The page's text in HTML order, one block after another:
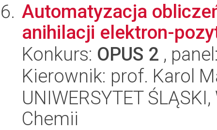
Automatyzacja
anihilacji elektron-
Konkurs: OPUS 2 ,
Kierownik: prof. Karol
UNIWERSYTET
Chemii